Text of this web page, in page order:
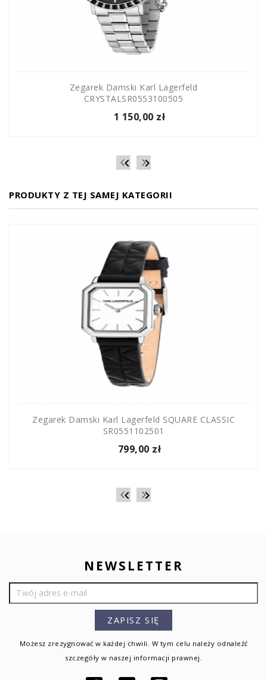

Zegarek Damski Karl Lagerfeld
CRYSTALSR0553100505
1 150,00 zł

PRODUKTY Z TEJ SAMEJ KATEGORII

Zegarek Damski Karl Lagerfeld SQUARE CLASSIC
SR0551102501
799,00 zł

NEWSLETTER
Możesz zrezygnować w każdej chwili. W tym celu należy odnaleźć
szczegóły w naszej informacji prawnej.